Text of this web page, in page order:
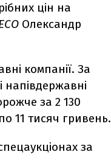
цін на
Олександр
компанії. За
напівдержавні
за 2 130
11 тисяч гривень.
за